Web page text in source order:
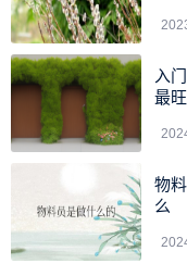
2、出现红肿的情况
打瘦脸针使用方法
时候部位不够精确，
会让局部出现红肿的
定要引起重视。药物
笑时感觉到双侧面颊
入
最
物
么